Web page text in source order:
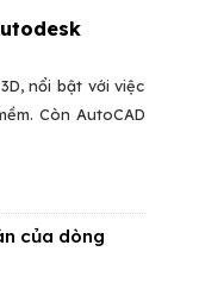
nổi bật với việc
Còn AutoCAD
của dòng